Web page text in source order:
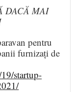
DACĂ MAI
pentru
furnizați de
startup-